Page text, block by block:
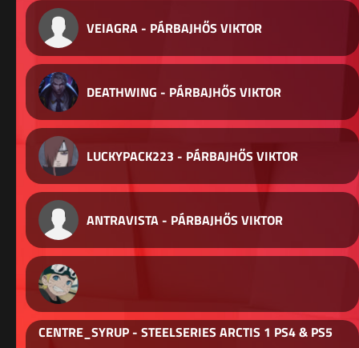
VEIAGRA - PÁRBAJHŐS VIKTOR
DEATHWING - PÁRBAJHŐS VIKTOR
LUCKYPACK223 - PÁRBAJHŐS VIKTOR
ANTRAVISTA - PÁRBAJHŐS VIKTOR
CENTRE_SYRUP - STEELSERIES ARCTIS 1 PS4 & PS5